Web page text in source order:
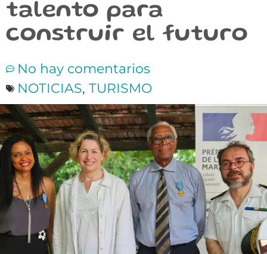
talento para
construir el futuro
No hay comentarios
NOTICIAS, TURISMO